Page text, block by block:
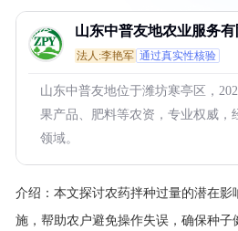
山东中普友地农业服务有
法人:李艳军 通过真实性核验
山东中普友地位于潍坊寒亭区，
果产品、肥料等农资，专业权威，
领域。
介绍： 本文探讨农药拌种过量的潜在
施，帮助农户避免操作失误，确保种子